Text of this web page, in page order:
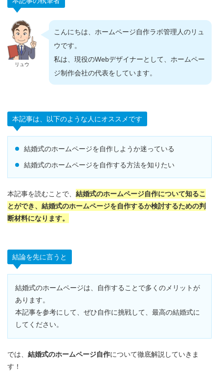
リュウ
こんにちは、ホームページ自作ラボ管理人のリュ
ウです。
私は、現役のWebデザイナーとして、ホームペー
ジ制作会社の代表をしています。
本記事は、以下のような人にオススメです
結婚式のホームページを自作しようか迷っている
結婚式のホームページを自作する方法を知りたい
本記事を読むことで、 結婚式のホームページ自作について知るこ
とができ、結婚式のホームページを自作するか検討するための判
断材料になります。
結論を先に言うと
結婚式のホームページは、自作することで多くのメリットが
あります。
本記事を参考にして、ぜひ自作に挑戦して、最高の結婚式に
してください。
では、 結婚式のホームページ自作について徹底解説していきま
す！